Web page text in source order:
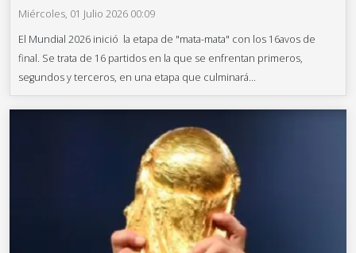
Miércoles, 01 Julio 2026 00:09
El Mundial 2026 inició la etapa de "mata-mata" con los 16avos de
final. Se trata de 16 partidos en la que se enfrentan primeros,
segundos y terceros, en una etapa que culminará...